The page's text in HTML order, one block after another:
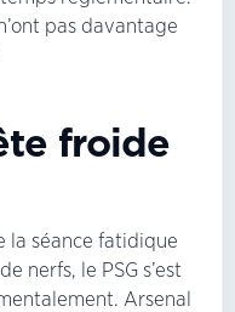
pas davantage
froide
la séance fatidique
nerfs, le PSG s’est
Arsenal